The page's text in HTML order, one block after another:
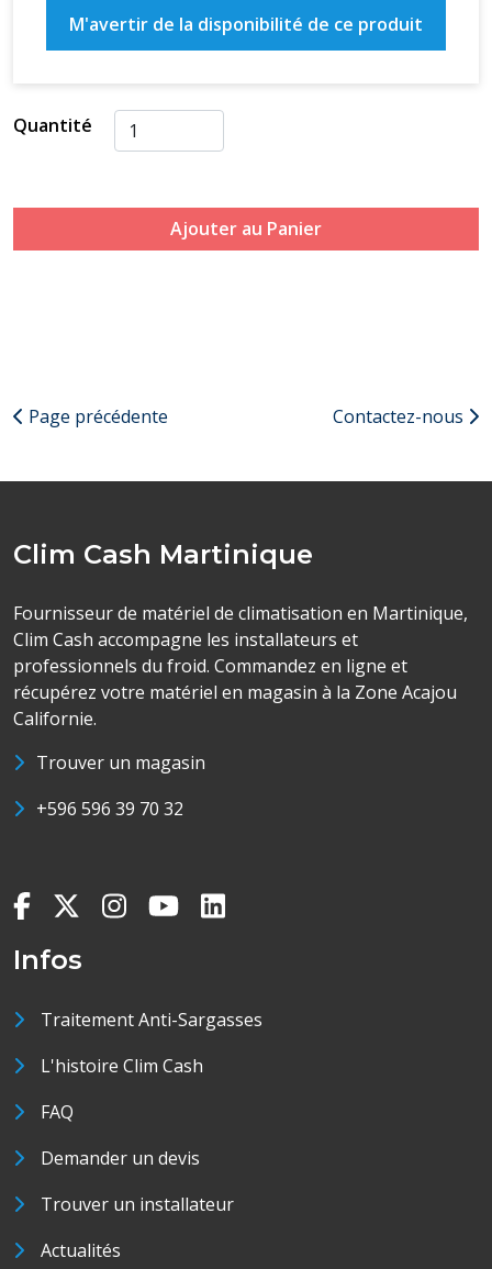
M'avertir de la disponibilité de ce produit
Quantité
Ajouter au Panier
Page précédente Contactez-nous
Clim Cash Martinique
Fournisseur de matériel de climatisation en Martinique,
Clim Cash accompagne les installateurs et
professionnels du froid. Commandez en ligne et
récupérez votre matériel en magasin à la Zone Acajou
Californie.
Trouver un magasin
+596 596 39 70 32
Infos
Traitement Anti-Sargasses
L'histoire Clim Cash
FAQ
Demander un devis
Trouver un installateur
Actualités